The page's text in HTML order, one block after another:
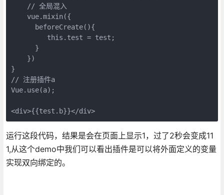
    // 全局混入
    vue.mixin({
      beforeCreate(){
         this.test = test;
      }
    })
}
// 注册插件a
Vue.use(a);
<div>{{test.b}}</div>
运行这段代码，结果是会在页面上显示1，过了2秒会变成11
1,从这个demo中我们可以看出插件是可以将外面定义的变量
实现双向绑定的。